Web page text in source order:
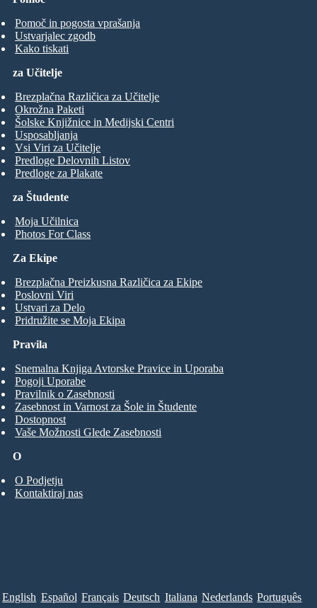
Pomoč in pogosta vprašanja
Ustvarjalec zgodb
Kako tiskati
za Študente
Moja Učilnica
Photos For Class
za Učitelje
Brezplačna Različica za Učitelje
Okrožna Paketi
Šolske Knjižnice in Medijski Centri
Usposabljanja
Vsi Viri za Učitelje
Predloge Delovnih Listov
Predloge za Plakate
Za Ekipe
Brezplačna Preizkusna Različica za Ekipe
Poslovni Viri
Ustvari za Delo
Pridružite se Moja Ekipa
O
O Podjetju
Kontaktiraj nas
Pravila
Snemalna Knjiga Avtorske Pravice in Uporaba
Pogoji Uporabe
Pravilnik o Zasebnosti
Zasebnost in Varnost za Šole in Študente
Dostopnost
Vaše Možnosti Glede Zasebnosti
English Español Français Deutsch Italiana Nederlands Português